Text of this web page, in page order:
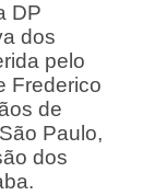
DP
dos
pelo
Frederico
de
Paulo,
dos